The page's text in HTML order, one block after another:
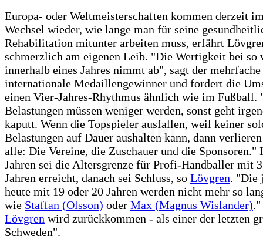
Europa- oder Weltmeisterschaften kommen derzeit
Wechsel wieder, wie lange man für seine
Rehabilitation mitunter arbeiten muss, erfährt
schmerzlich am eigenen Leib. "Die Wertigkeit bei so
innerhalb eines Jahres nimmt ab", sagt der mehrfache
internationale Medaillengewinner und fordert die
einen Vier-Jahres-Rhythmus ähnlich wie im Fußball.
Belastungen müssen weniger werden, sonst geht
kaputt. Wenn die Topspieler ausfallen, weil keiner
Belastungen auf Dauer aushalten kann, dann
alle: Die Vereine, die Zuschauer und die Sponsoren."
Jahren sei die Altersgrenze für Profi-Handballer mit
Jahren erreicht, danach sei Schluss, so Lövgren. "Die
heute mit 19 oder 20 Jahren werden nicht mehr so
wie Staffan (Olsson) oder Max (Magnus Wislander)."
Lövgren wird zurückkommen - als einer der letzten
Schweden".